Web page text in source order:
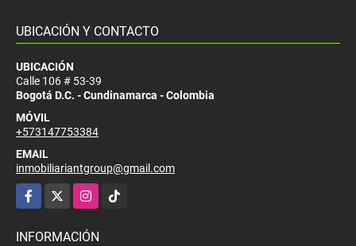
UBICACIÓN Y CONTACTO
UBICACIÓN
Calle 106 # 53-39
Bogotá D.C. - Cundinamarca - Colombia
MÓVIL
+573147753384
EMAIL
inmobiliariantgroup@gmail.com
Facebook
Instagram
TikTok
INFORMACIÓN